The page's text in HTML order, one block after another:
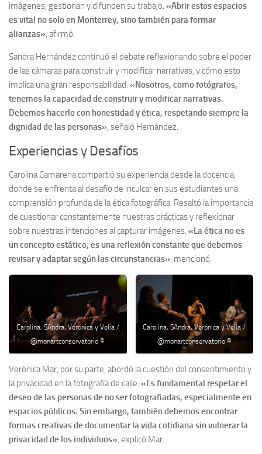
imágenes, gestionan y difunden su trabajo. «Abrir estos espacios
es vital no solo en Monterrey, sino también para formar
alianzas», afirmó.
Sandra Hernández continuó el debate reflexionando sobre el poder
de las cámaras para construir y modificar narrativas, y cómo esto
implica una gran responsabilidad. «Nosotros, como fotógrafos,
tenemos la capacidad de construir y modificar narrativas.
Debemos hacerlo con honestidad y ética, respetando siempre la
dignidad de las personas», señaló Hernández.
Experiencias y Desafíos
Carolina Camarena compartió su experiencia desde la docencia,
donde se enfrenta al desafío de inculcar en sus estudiantes una
comprensión profunda de la ética fotográfica. Resaltó la importancia
de cuestionar constantemente nuestras prácticas y reflexionar
sobre nuestras intenciones al capturar imágenes. «La ética no es
un concepto estático, es una reflexión constante que debemos
revisar y adaptar según las circunstancias», mencionó.
Carolina, SAndra, Verónica y Velia /
@monartconservatorio ©
Carolina, SAndra, Verónica y Velia /
@monartconservatorio ©
Verónica Mar, por su parte, abordó la cuestión del consentimiento y
la privacidad en la fotografía de calle. «Es fundamental respetar el
deseo de las personas de no ser fotografiadas, especialmente en
espacios públicos. Sin embargo, también debemos encontrar
formas creativas de documentar la vida cotidiana sin vulnerar la
privacidad de los individuos» , explicó Mar.